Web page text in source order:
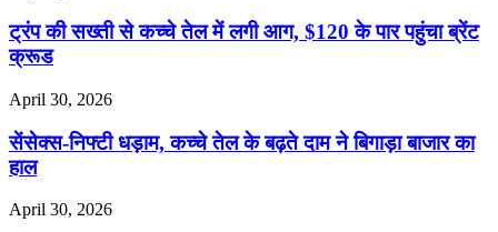
ट्रंप की सख्ती से कच्चे तेल में लगी आग, $120 के पार पहुंचा ब्रेंट
क्रूड
April 30, 2026
सेंसेक्स-निफ्टी धड़ाम, कच्चे तेल के बढ़ते दाम ने बिगाड़ा बाजार का
हाल
April 30, 2026